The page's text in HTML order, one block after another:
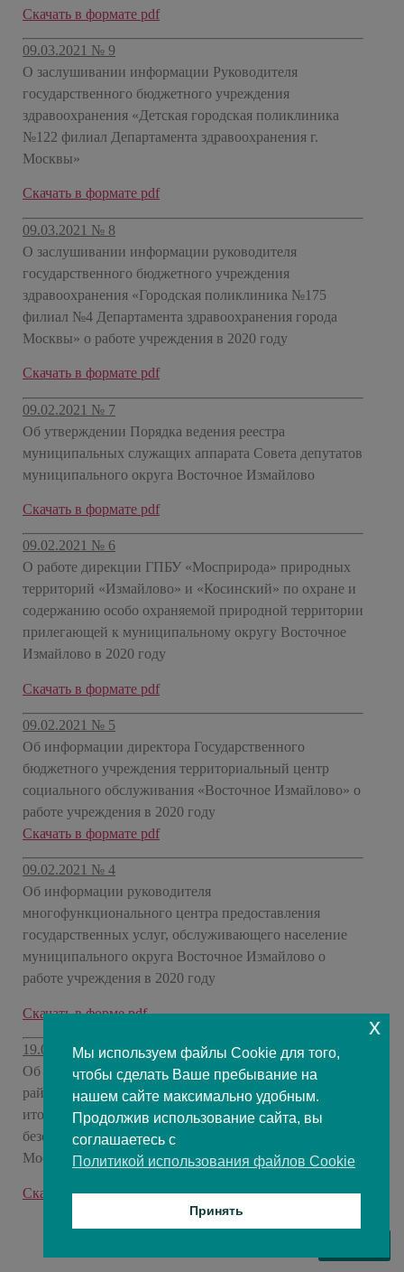
Скачать в формате pdf
09.03.2021 № 9
О заслушивании информации Руководителя
государственного бюджетного учреждения
здравоохранения «Детская городская поликлиника
№122 филиал Департамента здравоохранения г.
Москвы»
Скачать в формате pdf
09.03.2021 № 8
О заслушивании информации руководителя
государственного бюджетного учреждения
здравоохранения «Городская поликлиника №175
филиал №4 Департамента здравоохранения города
Москвы» о работе учреждения в 2020 году
Скачать в формате pdf
09.02.2021 № 7
Об утверждении Порядка ведения реестра
муниципальных служащих аппарата Совета депутатов
муниципального округа Восточное Измайлово
Скачать в формате pdf
09.02.2021 № 6
О работе дирекции ГПБУ «Мосприрода» природных
территорий «Измайлово» и «Косинский» по охране и
содержанию особо охраняемой природной территории
прилегающей к муниципальному округу Восточное
Измайлово в 2020 году
Скачать в формате pdf
09.02.2021 № 5
Об информации директора Государственного
бюджетного учреждения территориальный центр
социального обслуживания «Восточное Измайлово» о
работе учреждения в 2020 году
Скачать в формате pdf
09.02.2021 № 4
Об информации руководителя
многофункционального центра предоставления
государственных услуг, обслуживающего население
муниципального округа Восточное Измайлово о
работе учреждения в 2020 году
Скачать в форме pdf
19.01.2021 № 1
Об информации начальника отдела МВД России по
району Восточное Измайлово города Москвы об
итогах работы в 2020 году и состоянии общественной
безопасности в районе Восточное Измайлово в городе
Москве
Скачать в формате pdf
Мы используем файлы Cookie для того,
чтобы сделать Ваше пребывание на
нашем сайте максимально удобным.
Продолжив использование сайта, вы
соглашаетесь с
Политикой использования файлов Cookie
Принять
x